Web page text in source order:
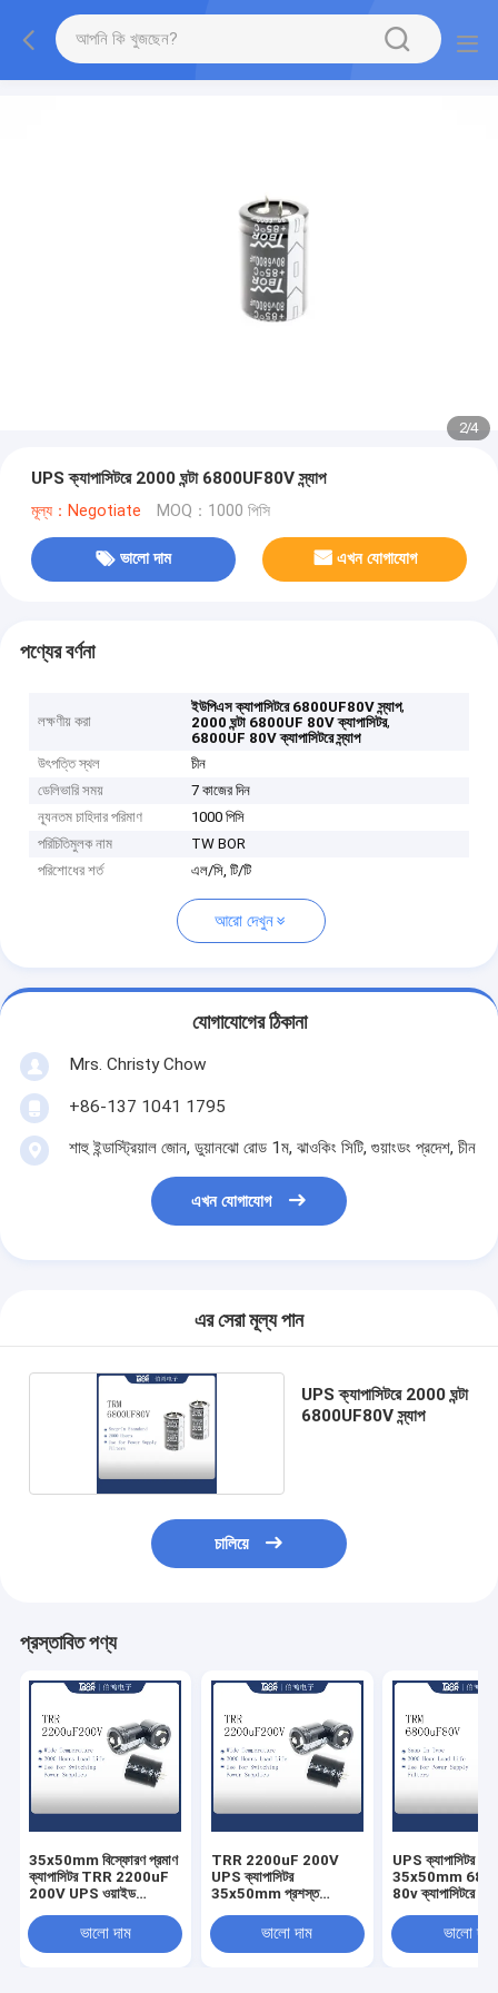
2/4
UPS ক্যাপাসিটরে 2000 ঘন্টা 6800UF80V স্ন্যাপ
মূল্য：Negotiate MOQ：1000 পিসি
ভালো দাম এখন যোগাযোগ
পণ্যের বর্ণনা
লক্ষণীয় করা
ইউপিএস ক্যাপাসিটরে 6800UF80V স্ন্যাপ,
2000 ঘন্টা 6800UF 80V ক্যাপাসিটর,
6800UF 80V ক্যাপাসিটরে স্ন্যাপ
উৎপত্তি স্থল
চীন
ডেলিভারি সময়
7 কাজের দিন
ন্যূনতম চাহিদার পরিমাণ
1000 পিসি
পরিচিতিমুলক নাম
TW BOR
পরিশোধের শর্ত
এল/সি, টি/টি
আরো দেখুন
যোগাযোগের ঠিকানা
Mrs. Christy Chow
+86-137 1041 1795
শাহু ইন্ডাস্ট্রিয়াল জোন, ডুয়ানঝো রোড 1ম, ঝাওকিং সিটি, গুয়াংডং প্রদেশ, চীন
এখন যোগাযোগ
এর সেরা মূল্য পান
UPS ক্যাপাসিটরে 2000 ঘন্টা
6800UF80V স্ন্যাপ
চালিয়ে
প্রস্তাবিত পণ্য
35x50mm বিস্ফোরণ প্রমাণ
ক্যাপাসিটর TRR 2200uF
200V UPS ওয়াইড
ভালো দাম
TRR 2200uF 200V
UPS ক্যাপাসিটর
35x50mm প্রশস্ত
ভালো দাম
UPS ক্যাপাসিটর
35x50mm
80v ক্যাপাসিটরে
ভালো দাম